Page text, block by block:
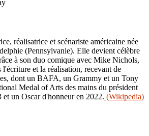
réalisatrice et scénariste américaine née
(Pennsylvanie). Elle devient célèbre
à son duo comique avec Mike Nichols,
l'écriture et la réalisation, recevant de
dont un BAFA, un Grammy et un Tony
Medal of Arts des mains du président
un Oscar d'honneur en 2022. (Wikipedia)